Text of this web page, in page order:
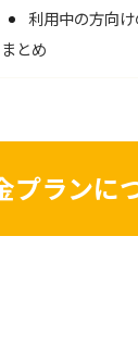
利用中の方向
まとめ
プランに